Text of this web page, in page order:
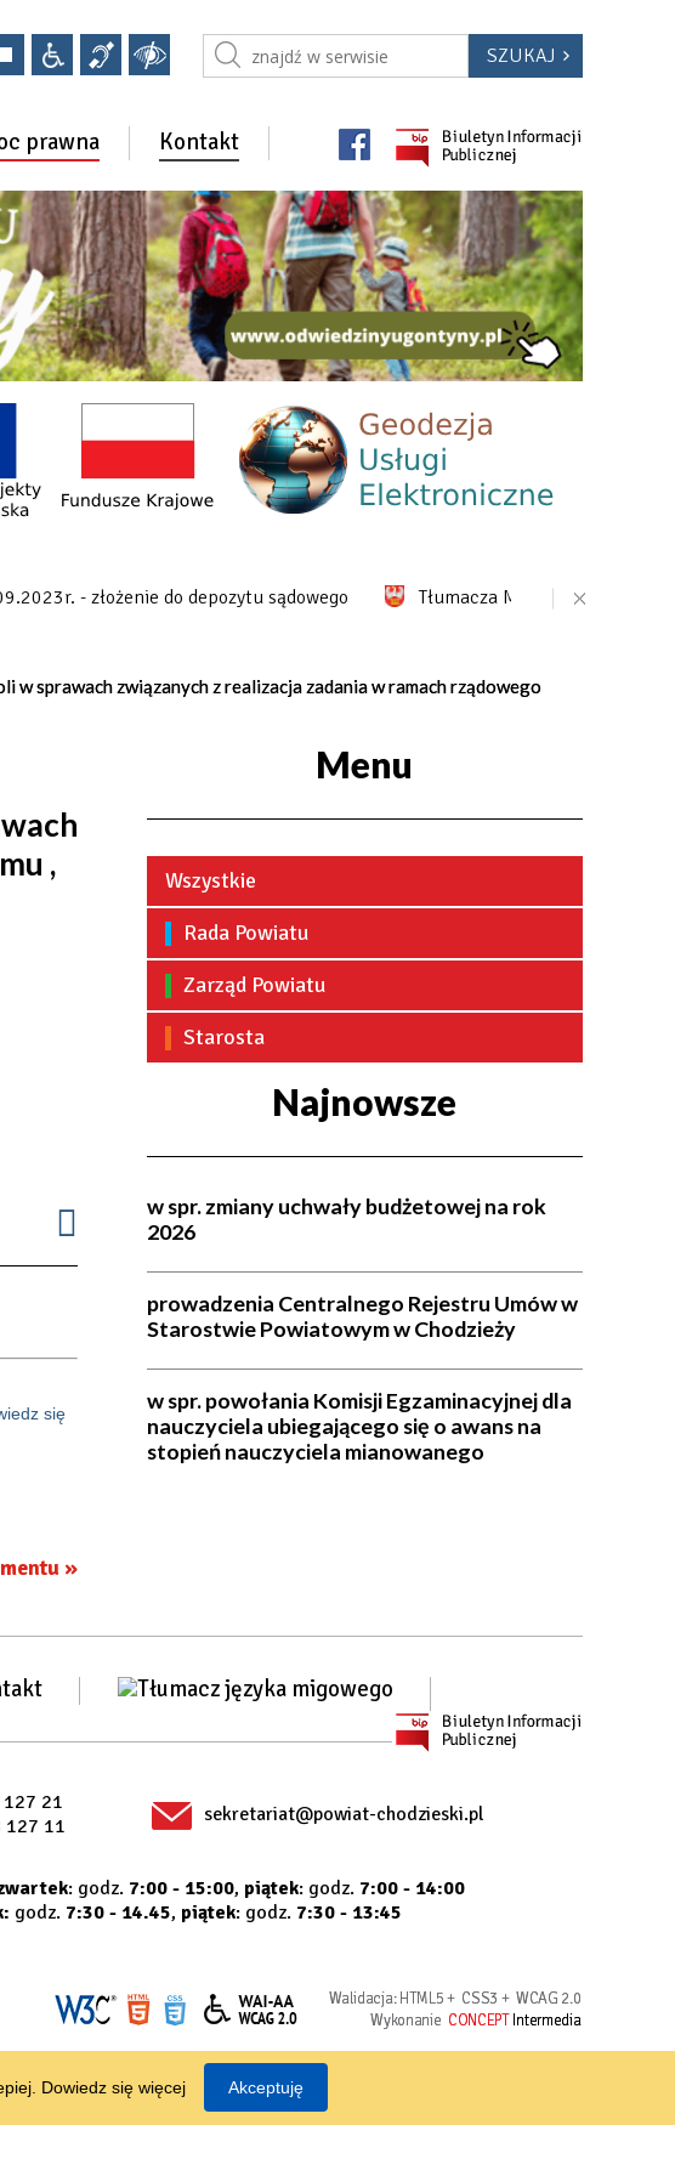
prawna Kontakt
- złożenie do depozytu sądowego Tłumacza Migam
w sprawach związanych z realizacja zadania w ramach rządowego
,
się
»
Menu
Wszystkie
Rada Powiatu
Zarząd Powiatu
Starosta
Najnowsze
w spr. zmiany uchwały budżetowej na rok
2026
prowadzenia Centralnego Rejestru Umów w
Starostwie Powiatowym w Chodzieży
w spr. powołania Komisji Egzaminacyjnej dla
nauczyciela ubiegającego się o awans na
stopień nauczyciela mianowanego
21
127 11 sekretariat@powiat-chodzieski.pl
: godz. 7:00 - 15:00, piątek: godz. 7:00 - 14:00
godz. 7:30 - 14.45, piątek: godz. 7:30 - 13:45
Walidacja: HTML5+ CSS3 + WCAG 2.0
Wykonanie CONCEPTIntermedia
Dowiedz się więcej Akceptuję